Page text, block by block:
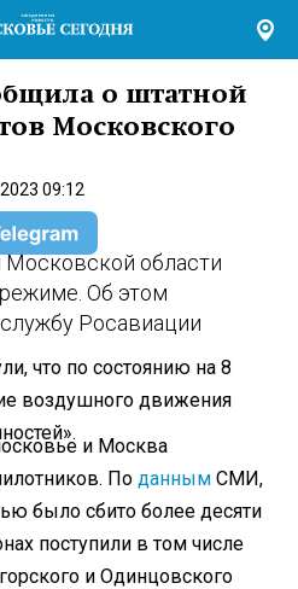
о штатной
Московского
09:12
области
Об этом
Росавиации
что по состоянию на 8
воздушного движения
и Москва
По данным СМИ,
было сбито более десяти
поступили в том числе
и Одинцовского